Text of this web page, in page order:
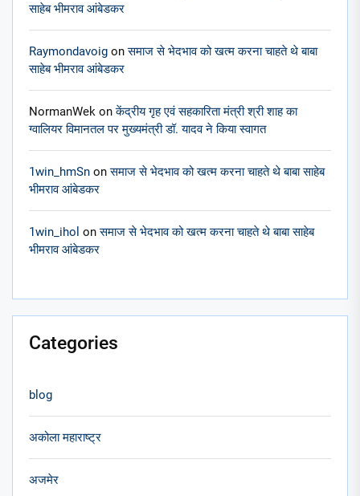
साहेब भीमराव आंबेडकर
Raymondavoig onसमाज से भेदभाव को खत्म करना चाहते थे बाबा
साहेब भीमराव आंबेडकर
NormanWek onकेंद्रीय गृह एवं सहकारिता मंत्री श्री शाह का
ग्वालियर विमानतल पर मुख्यमंत्री डॉ. यादव ने किया स्वागत
1win_hmSn onसमाज से भेदभाव को खत्म करना चाहते थे बाबा साहेब
भीमराव आंबेडकर
1win_ihol onसमाज से भेदभाव को खत्म करना चाहते थे बाबा साहेब
भीमराव आंबेडकर
Categories
blog
अकोला महाराष्ट्र
अजमेर